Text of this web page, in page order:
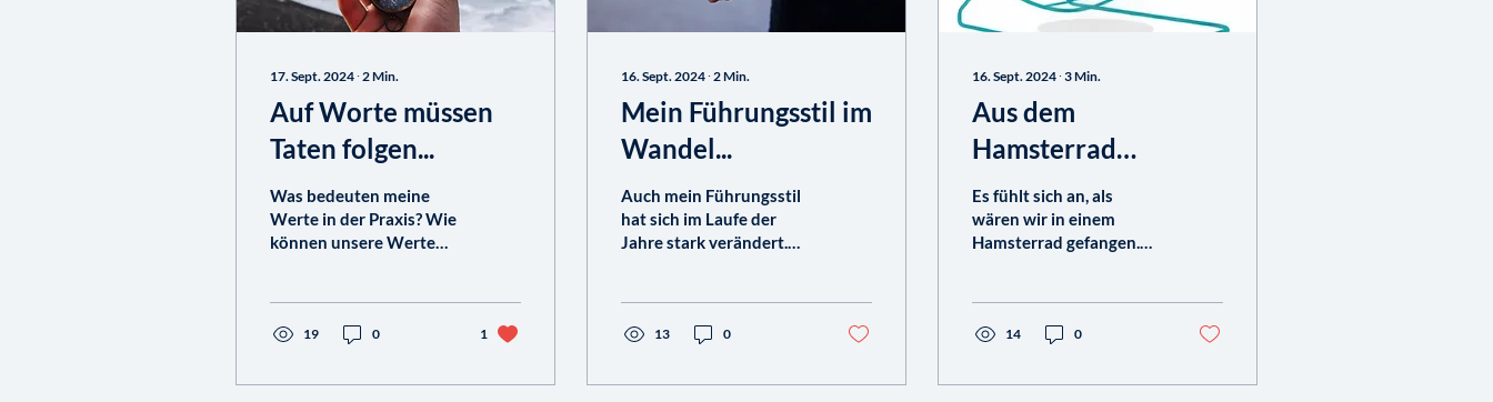
17. Sept. 2024 ∙ 2Min.
Auf Worte müssen
Taten folgen...
Was bedeuten meine
Werte in der Praxis? Wie
können unsere Werte
leben,...
19 0 1
16. Sept. 2024 ∙ 2Min.
Mein Führungsstil im
Wandel...
Auch mein Führungsstil
hat sich im Laufe der
Jahre stark verändert.
13 0
16. Sept. 2024 ∙ 3Min.
Aus dem
Hamsterrad
ausbrechen
Es fühlt sich an, als
wären wir in einem
Hamsterrad gefangen.
unser...
14 0